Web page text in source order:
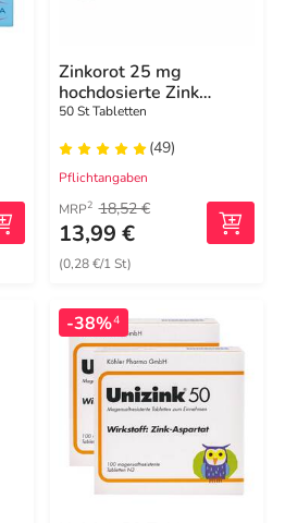
Zinkorot 25 mg
hochdosierte Zink
Tabletten
50 St Tabletten
(49)
Pflichtangaben
MRP2 18,52 €
13,99 €
(0,28 €/1 St)
-38%4